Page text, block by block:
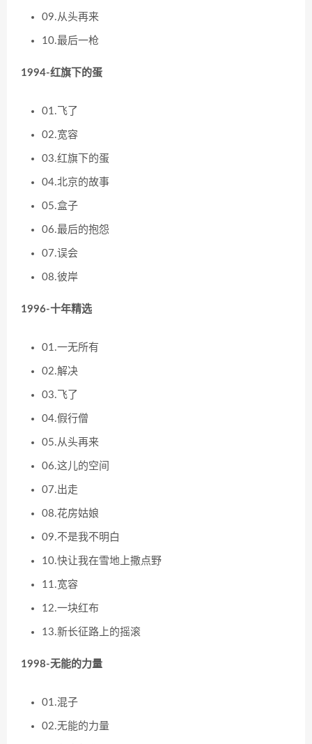
09.从头再来
10.最后一枪
1994-红旗下的蛋
01.飞了
02.宽容
03.红旗下的蛋
04.北京的故事
05.盒子
06.最后的抱怨
07.误会
08.彼岸
1996-十年精选
01.一无所有
02.解决
03.飞了
04.假行僧
05.从头再来
06.这儿的空间
07.出走
08.花房姑娘
09.不是我不明白
10.快让我在雪地上撒点野
11.宽容
12.一块红布
13.新长征路上的摇滚
1998-无能的力量
01.混子
02.无能的力量